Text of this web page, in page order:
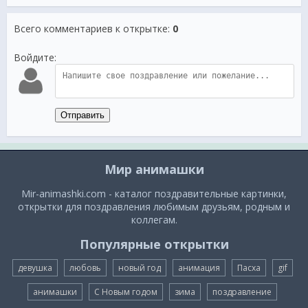
Всего комментариев к открытке: 0
Войдите:
Отправить
Мир анимашки
Mir-animashki.com - каталог поздравительные картинки,
открытки для поздравления любимым друзьям, родным и
коллегам.
Популярные открытки
девушка любовь новый год анимация Пасха gif
анимашки С Новым годом зима поздравление